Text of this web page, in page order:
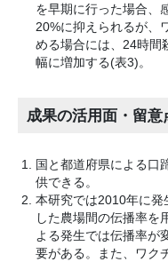
を早期に行った場合、
20%に抑えられるが、
める場合には、24時間
幅に増加する(表3)。
成果の活用面・留意
国と都道府県による口
供できる。
本研究では2010年に発
した農場間の伝播率を
よる発生では伝播率が
要がある。また、ワク